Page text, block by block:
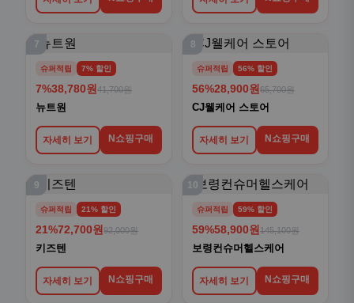
7
슈퍼적립 7% 할인
7%38,780원 41,700원
뉴트원
자세히 보기 N쇼핑구매
8
슈퍼적립 56% 할인
56%28,900원 65,700원
CJ웰케어 스토어
자세히 보기 N쇼핑구매
9
슈퍼적립 21% 할인
21%72,700원 92,000원
키즈텐
자세히 보기 N쇼핑구매
10
슈퍼적립 59% 할인
59%58,900원 145,100원
보령컨슈머헬스케어
자세히 보기 N쇼핑구매